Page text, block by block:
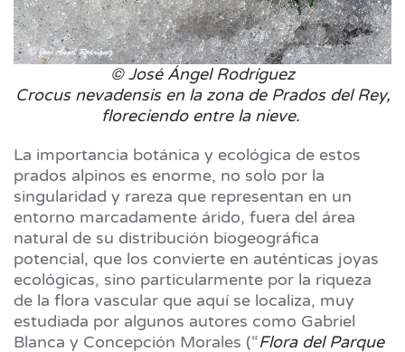
© José Ángel Rodríguez
Crocus nevadensis en la zona de Prados del Rey,
floreciendo entre la nieve.
La importancia botánica y ecológica de estos
prados alpinos es enorme, no solo por la
singularidad y rareza que representan en un
entorno marcadamente árido, fuera del área
natural de su distribución biogeográfica
potencial, que los convierte en auténticas joyas
ecológicas, sino particularmente por la riqueza
de la flora vascular que aquí se localiza, muy
estudiada por algunos autores como Gabriel
Blanca y Concepción Morales (“Flora del Parque